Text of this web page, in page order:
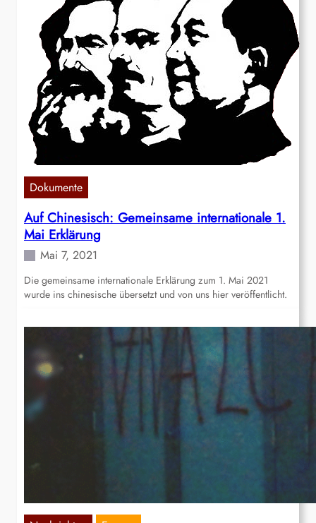
Dokumente
Auf Chinesisch: Gemeinsame internationale 1.
Mai Erklärung
Mai 7, 2021
Die gemeinsame internationale Erklärung zum 1. Mai 2021
wurde ins chinesische übersetzt und von uns hier veröffentlicht.